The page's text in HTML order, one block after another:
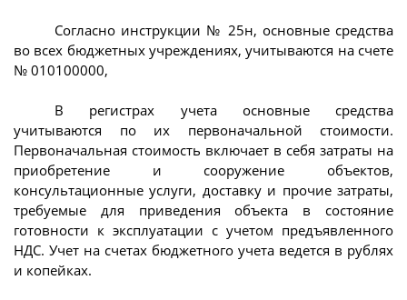
Согласно инструкции № 25н, основные средства
во всех бюджетных учреждениях, учитываются на счете
№ 010100000,
В регистрах учета основные средства
учитываются по их первоначальной стоимости.
Первоначальная стоимость включает в себя затраты на
приобретение и сооружение объектов,
консультационные услуги, доставку и прочие затраты,
требуемые для приведения объекта в состояние
готовности к эксплуатации с учетом предъявленного
НДС. Учет на счетах бюджетного учета ведется в рублях
и копейках.